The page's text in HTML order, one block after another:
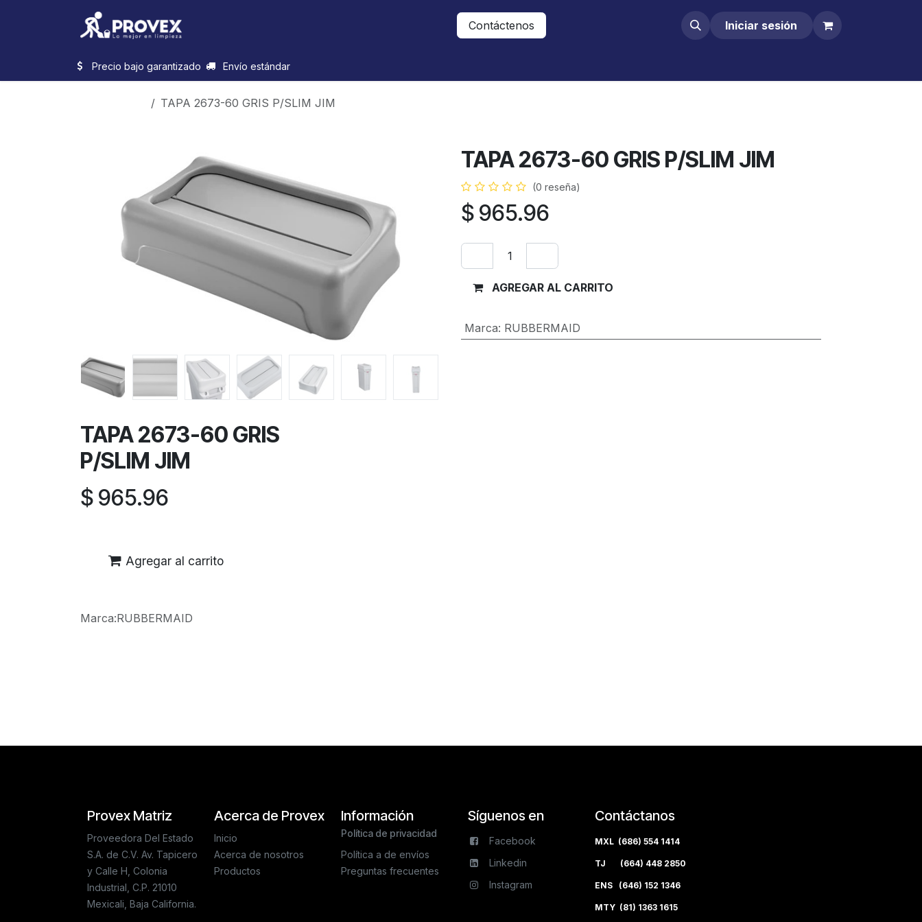
Contáctenos Iniciar sesión
Precio bajo garantizado Envío estándar
TAPA 2673-60 GRIS P/SLIM JIM
TAPA 2673-60 GRIS P/SLIM JIM
(0 reseña)
$ 965.96
AGREGAR AL CARRITO
Marca: RUBBERMAID
TAPA 2673-60 GRIS
P/SLIM JIM
$ 965.96
Agregar al carrito
Marca:RUBBERMAID
Acerca de Provex
Inicio
Acerca de nosotros
Productos
Síguenos en
Facebook
Linkedin
Instagram
Provex Matriz
Proveedora Del Estado
S.A. de C.V. Av. Tapicero
y Calle H, Colonia
Industrial, C.P. 21010
Mexicali, Baja California.
Información
Política de privacidad
Política a de envíos
Preguntas frecuentes
Contáctanos
MXL (686) 554 1414
TJ (664) 448 2850
ENS (646) 152 1346
MTY (81) 1363 1615